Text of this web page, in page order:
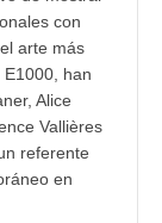
con
arte más
han
Alice
Vallières
referente
en